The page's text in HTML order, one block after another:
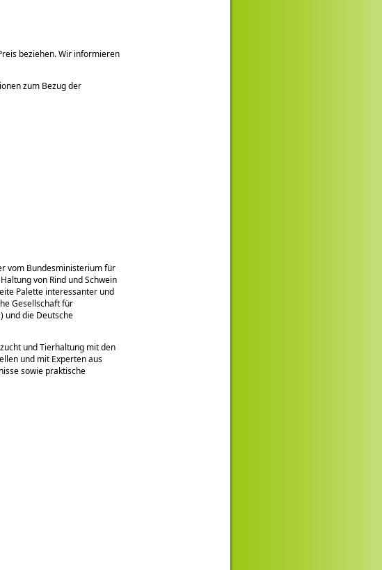
beziehen. Wir informieren
zum Bezug der
vom Bundesministerium für
von Rind und Schwein
Palette interessanter und
Gesellschaft für
und die Deutsche
und Tierhaltung mit den
und mit Experten aus
sowie praktische